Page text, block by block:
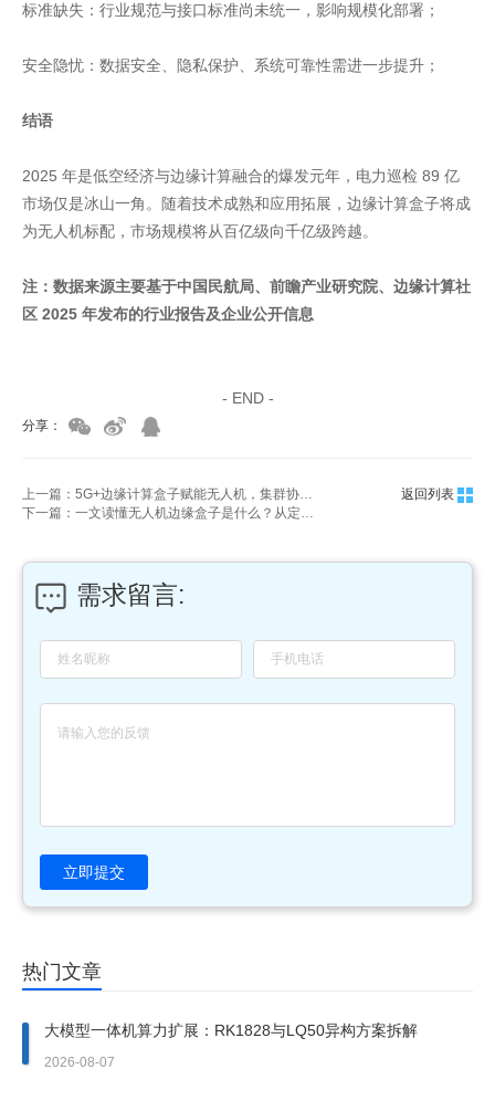
标准缺失：行业规范与接口标准尚未统一，影响规模化部署；
安全隐忧：数据安全、隐私保护、系统可靠性需进一步提升；
结语
2025 年是低空经济与边缘计算融合的爆发元年，电力巡检 89 亿
市场仅是冰山一角。随着技术成熟和应用拓展，边缘计算盒子将成
为无人机标配，市场规模将从百亿级向千亿级跨越。
注：数据来源主要基于中国民航局、前瞻产业研究院、边缘计算社
区 2025 年发布的行业报告及企业公开信息
- END -
分享：
上一篇：5G+边缘计算盒子赋能无人机，集群协同效率提升5倍
返回列表
下一篇：一文读懂无人机边缘盒子是什么？从定义到功能全解析
需求留言:
立即提交
热门文章
大模型一体机算力扩展：RK1828与LQ50异构方案拆解
2026-08-07